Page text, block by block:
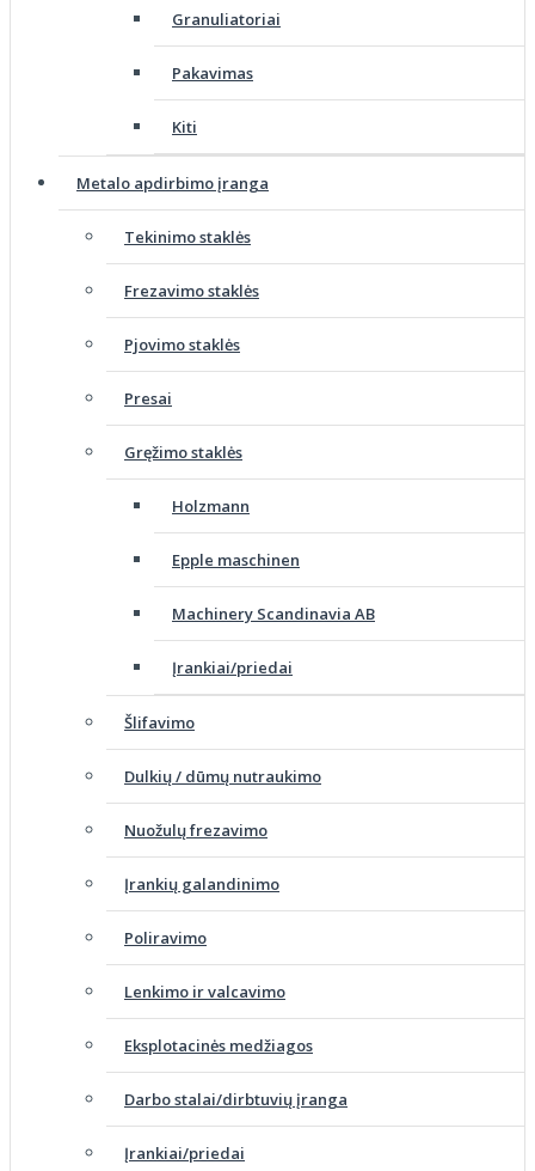
Granuliatoriai
Pakavimas
Kiti
Metalo apdirbimo įranga
Tekinimo staklės
Frezavimo staklės
Pjovimo staklės
Presai
Gręžimo staklės
Holzmann
Epple maschinen
Machinery Scandinavia AB
Įrankiai/priedai
Šlifavimo
Dulkių / dūmų nutraukimo
Nuožulų frezavimo
Įrankių galandinimo
Poliravimo
Lenkimo ir valcavimo
Eksplotacinės medžiagos
Darbo stalai/dirbtuvių įranga
Įrankiai/priedai